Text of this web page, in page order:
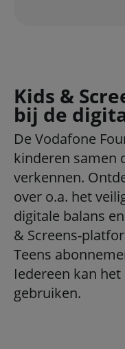
Kids &
bij de
De Vodafone
kinderen samen
verkennen.
over o.a. het
digitale balans
& Screens-
Teens
Iedereen kan
gebruiken.